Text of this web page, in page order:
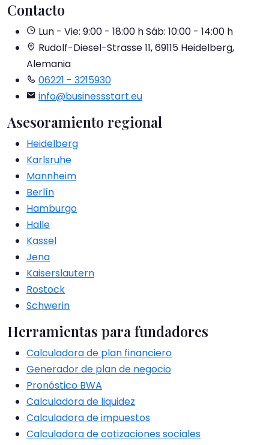
Contacto
Lun - Vie: 9:00 - 18:00 hSáb: 10:00 - 14:00 h
Rudolf-Diesel-Strasse 11, 69115 Heidelberg,
Alemania
06221 - 3215930
info@businessstart.eu
Asesoramiento regional
Heidelberg
Karlsruhe
Mannheim
Berlín
Hamburgo
Halle
Kassel
Jena
Kaiserslautern
Rostock
Schwerin
Herramientas para fundadores
Calculadora de plan financiero
Generador de plan de negocio
Pronóstico BWA
Calculadora de liquidez
Calculadora de impuestos
Calculadora de cotizaciones sociales